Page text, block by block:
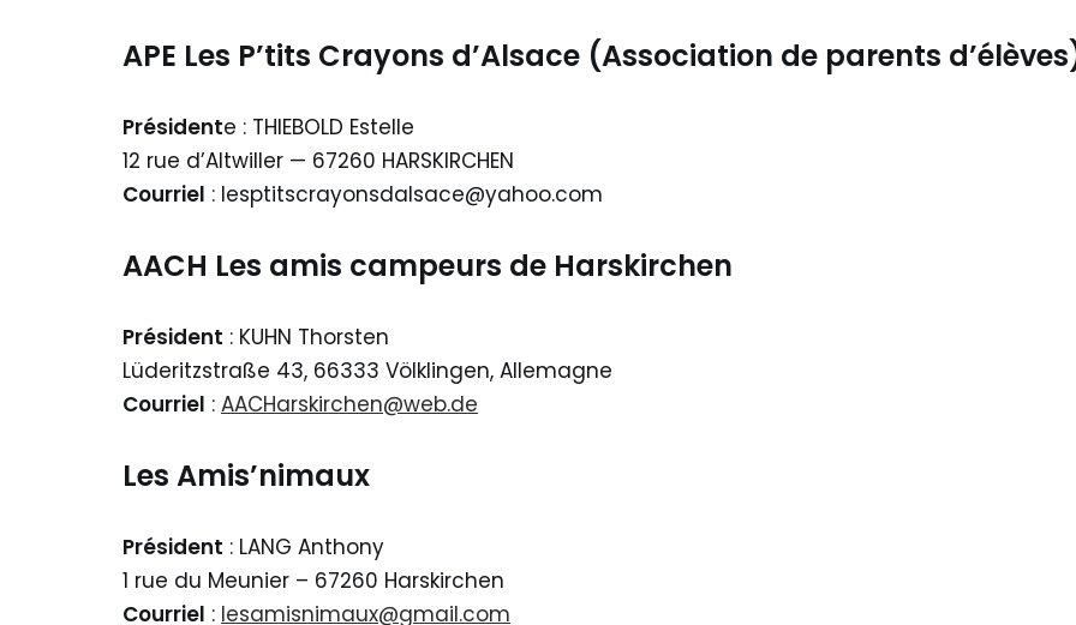
APE Les P’tits Crayons d’Alsace (Association de parents
Présidente : THIEBOLD Estelle
12 rue d’Altwiller — 67260 HARSKIRCHEN
Courriel : lesptitscrayonsdalsace@yahoo.com
AACH Les amis campeurs de Harskirchen
Président : KUHN Thorsten
Lüderitzstraße 43, 66333 Völklingen, Allemagne
Courriel : AACHarskirchen@web.de
Les Amis’nimaux
Président : LANG Anthony
1 rue du Meunier – 67260 Harskirchen
Courriel : lesamisnimaux@gmail.com